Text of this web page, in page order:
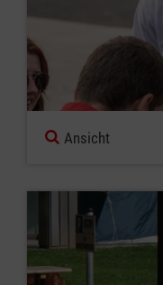
Ansicht